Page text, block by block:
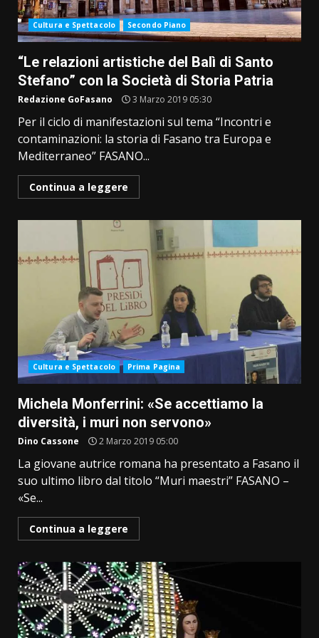
Cultura e Spettacolo Secondo Piano
“Le relazioni artistiche del Balì di Santo
Stefano” con la Società di Storia Patria
Redazione GoFasano 3 Marzo 2019 05:30
Per il ciclo di manifestazioni sul tema “Incontri e
contaminazioni: la storia di Fasano tra Europa e
Mediterraneo” FASANO...
Continua a leggere
Cultura e Spettacolo Prima Pagina
Michela Monferrini: «Se accettiamo la
diversità, i muri non servono»
Dino Cassone 2 Marzo 2019 05:00
La giovane autrice romana ha presentato a Fasano il
suo ultimo libro dal titolo “Muri maestri” FASANO –
«Se...
Continua a leggere